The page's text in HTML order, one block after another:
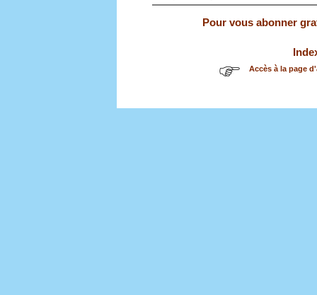
Pour vous abonner
Accès à la page